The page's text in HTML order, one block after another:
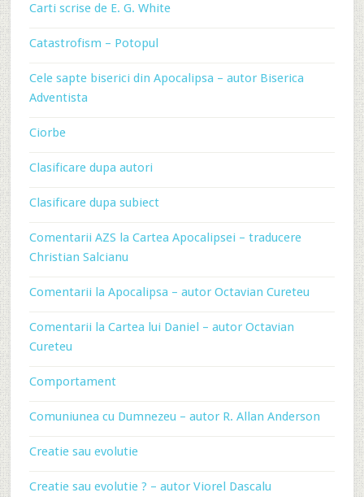
Carti scrise de E. G. White
Catastrofism – Potopul
Cele sapte biserici din Apocalipsa – autor Biserica
Adventista
Ciorbe
Clasificare dupa autori
Clasificare dupa subiect
Comentarii AZS la Cartea Apocalipsei – traducere
Christian Salcianu
Comentarii la Apocalipsa – autor Octavian Cureteu
Comentarii la Cartea lui Daniel – autor Octavian
Cureteu
Comportament
Comuniunea cu Dumnezeu – autor R. Allan Anderson
Creatie sau evolutie
Creatie sau evolutie ? – autor Viorel Dascalu